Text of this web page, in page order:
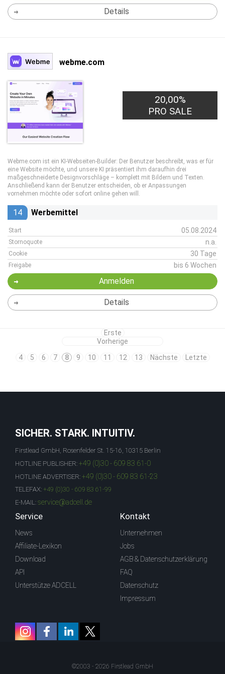
Details
webme.com
20,00%
PRO SALE
Webme.com ist ein KI-Webseiten-Builder: Der Benutzer beschreibt, was er für
eine Website möchte, und unsere KI präsentiert ihm daraufhin drei
maßgeschneiderte Designvorschläge – komplett mit Bildern und Texten.
Anschließend kann der Benutzer entscheiden, ob er Anpassungen
vornehmen möchte oder sofort online gehen will.
14 Werbemittel
Start 05.08.2024
Stornoquote n.a.
Cookie 30 Tage
Freigabe bis 6 Wochen
Anmelden
Details
Erste
Vorherige
4
5 6 7 8 9 10 11 12 13 Nächste Letzte
SICHER. STARK. INTUITIV.
Firstlead GmbH, Rosenfelder St. 15-16, 10315 Berlin
HOTLINE PUBLISHER: +49 (0)30 - 609 83 61-0
HOTLINE ADVERTISER: +49 (0)30 - 609 83 61-23
TELEFAX: +49 (0)30 - 609 83 61-99
E-MAIL: service@adcell.de
Service
News
Affiliate-Lexikon
Download
API
Unterstütze ADCELL
Kontakt
Unternehmen
Jobs
AGB & Datenschutzerklärung
FAQ
Datenschutz
Impressum
©2003 - 2026 Firstlead GmbH